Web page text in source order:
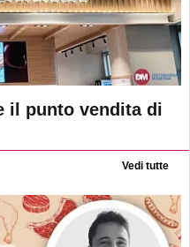
il punto vendita di
Vedi tutte